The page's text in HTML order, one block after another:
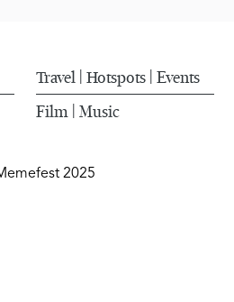
Travel Hotspots Events
Film Music